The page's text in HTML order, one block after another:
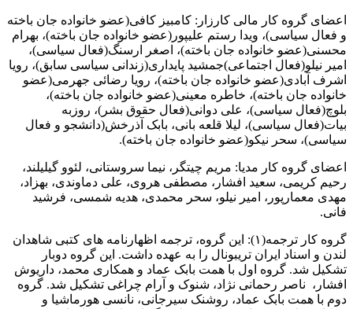
اعضای گروه کار مالی کارزار: کامبیز کافی(عضو خانواده جان باخته
و فعال سیاسی)، ویدا رستم علیپور(عضو خانواده جان باخته)، بهرام
محسنی(عضو خانواده جان باخته)، اصغر ارسنگ(فعال سیاسی)،
امیر نیلو(فعال اجتماعی)جمشید پایداری(زندانی سیاسی سابق)، رویا
اشرف آبادی(عضو خانواده جان باخته)، رویا رضائی جهرمی(عضو
خانواده جان باخته)، خاطره معینی(عضو خانواده جان باخته)،
بلوچ(فعال سیاسی)، علی دوانی(فعال حقوق بشر)، روزبه
بیات(فعال سیاسی)، لیلا قلعه بانی، بابک آذرخش(دانشجو و فعال
سیاسی)، سحر نیکو(عضو خانواده جان باخته).
اعضای گروه کار مدیا: مریم چیتگر، نیما سروستانی، لئوو گیلیلند،
رحیم کریمی، سعید افشار، مصطفی هروی، علی دماوندی، بهزاد،
مهدی معمارپور، امیر نیلو، سحر محمدی، هدیه شمسی، فرشید
فانی.
گروه کار ترجمه(١): این گروه، ترجمه اظهارنامه های کتبی شاهدان
لندن و اسناد ایران تریبونال را به عهده داشت. این گروه دوبار
تشکیل شد. گروه اول با همت بابک عماد و همکاری محمد، داریوش
افشار، ناصر رحمانی نژاد، شنوک و آرام چراغی تشکیل شد. گروه
دوم با همت بابک عماد، روشنک سیرجانی، نانسی هورماشیا و